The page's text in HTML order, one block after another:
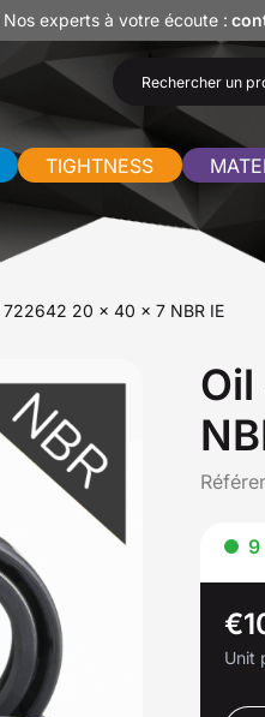
Nos experts à votre écoute :
TIGHTNESS
722642 20 x 40 x 7 NBR IE
9
Unit